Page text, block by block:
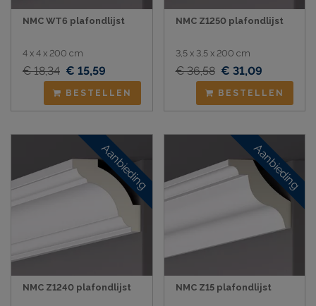
NMC WT6 plafondlijst
4 x 4 x 200 cm
€ 18,34 € 15,59
BESTELLEN
NMC Z1250 plafondlijst
3,5 x 3,5 x 200 cm
€ 36,58 € 31,09
BESTELLEN
Aanbieding
NMC Z1240 plafondlijst
Aanbieding
NMC Z15 plafondlijst